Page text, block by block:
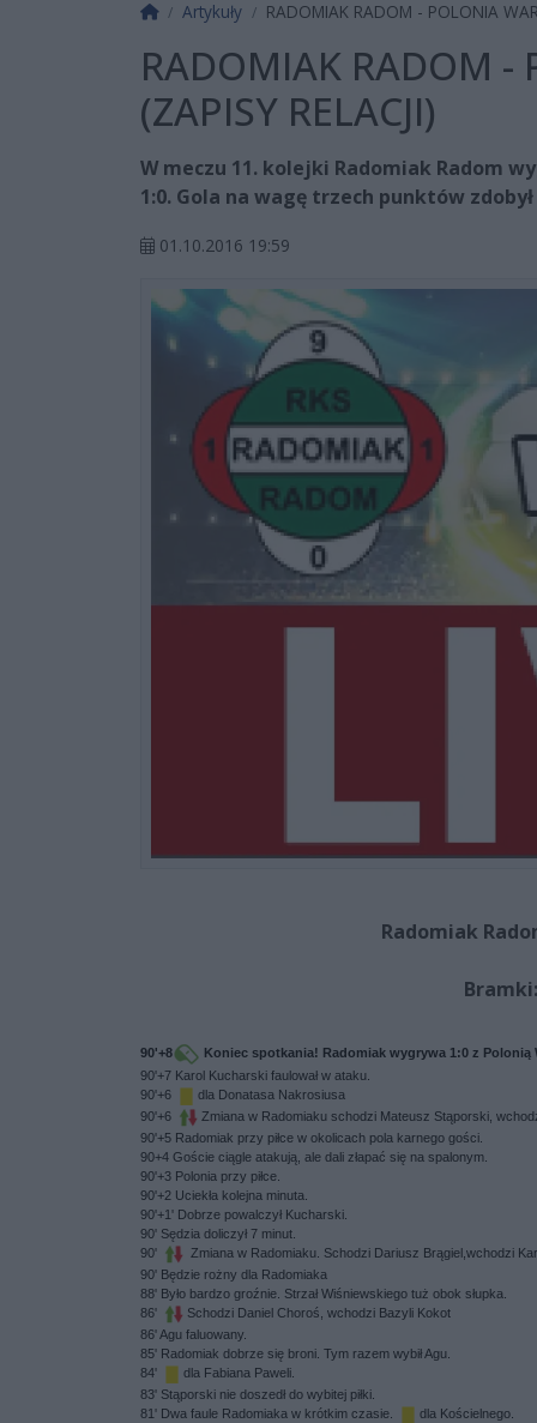
Strona główna
Artykuły RADOMIAK RADOM - POLONIA
RADOMIAK RADOM -
(ZAPISY RELACJI)
W meczu 11. kolejki Radomiak Radom
1:0. Gola na wagę trzech punktów
01.10.2016 19:59
Radomiak
Bramki:
90'+8
Koniec spotkania! Radomiak wygrywa 1:0 z Polonią
90'+7 Karol Kucharski faulował w ataku.
90'+6
dla Donatasa Nakrosiusa
90'+6
Zmiana w Radomiaku schodzi Mateusz Stąporski,
90'+5 Radomiak przy piłce w okolicach pola karnego gości.
90+4 Goście ciągle atakują, ale dali złapać się na spalonym.
90'+3 Polonia przy piłce.
90'+2 Uciekła kolejna minuta.
90'+1' Dobrze powalczył Kucharski.
90' Sędzia doliczył 7 minut.
90'
Zmiana w Radomiaku. Schodzi Dariusz Brągiel,wchodzi
90' Będzie rożny dla Radomiaka
88' Było bardzo groźnie. Strzał Wiśniewskiego tuż obok słupka.
86'
Schodzi Daniel Choroś, wchodzi Bazyli Kokot
86' Agu faluowany.
85' Radomiak dobrze się broni. Tym razem wybił Agu.
84'
dla Fabiana Paweli.
83' Stąporski nie doszedł do wybitej piłki.
81' Dwa faule Radomiaka w krótkim czasie.
dla Kościelnego.